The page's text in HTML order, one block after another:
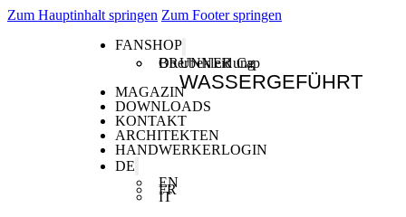
Zum Hauptinhalt springen Zum Footer springen
FANSHOP
Oberbekleidung
BRUNNER Cap
MAGAZIN
DOWNLOADS
KONTAKT
ARCHITEKTEN
HANDWERKERLOGIN
DE
EN
FR
IT
WASSERGEFÜHRT